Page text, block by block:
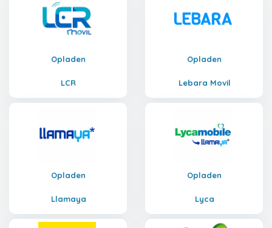
Opladen
LCR
Opladen
Lebara Movil
Opladen
Llamaya
Opladen
Lyca